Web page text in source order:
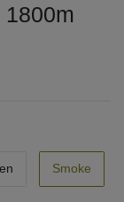
Smoke